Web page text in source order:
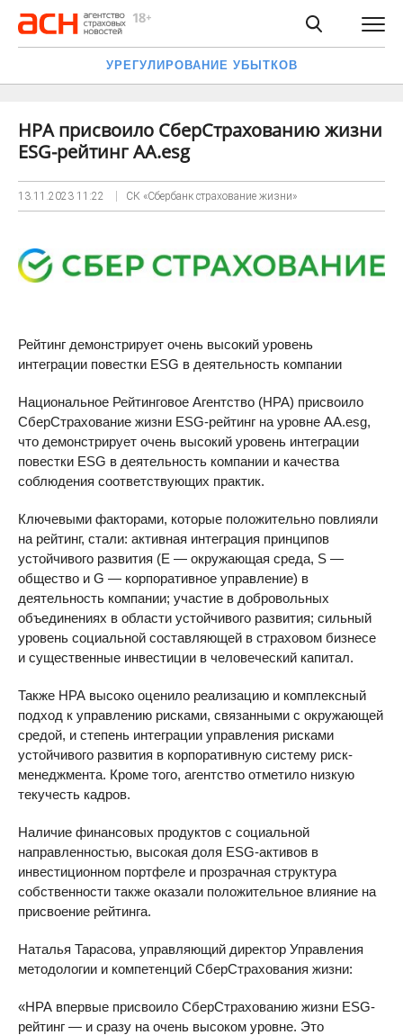
УРЕГУЛИРОВАНИЕ УБЫТКОВ
НРА присвоило СберСтрахованию жизни
ESG-рейтинг AА.esg
13.11.2023 11:22 СК «Сбербанк страхование жизни»
Рейтинг демонстрирует очень высокий уровень
интеграции повестки ESG в деятельность компании
Национальное Рейтинговое Агентство (НРА) присвоило
СберСтрахование жизни ESG-рейтинг на уровне АA.esg,
что демонстрирует очень высокий уровень интеграции
повестки ESG в деятельность компании и качества
соблюдения соответствующих практик.
Ключевыми факторами, которые положительно повлияли
на рейтинг, стали: активная интеграция принципов
устойчивого развития (E — окружающая среда, S —
общество и G — корпоративное управление) в
деятельность компании; участие в добровольных
объединениях в области устойчивого развития; сильный
уровень социальной составляющей в страховом бизнесе
и существенные инвестиции в человеческий капитал.
Также НРА высоко оценило реализацию и комплексный
подход к управлению рисками, связанными с окружающей
средой, и степень интеграции управления рисками
устойчивого развития в корпоративную систему риск-
менеджмента. Кроме того, агентство отметило низкую
текучесть кадров.
Наличие финансовых продуктов с социальной
направленностью, высокая доля ESG-активов в
инвестиционном портфеле и прозрачная структура
собственности также оказали положительное влияние на
присвоение рейтинга.
Наталья Тарасова, управляющий директор Управления
методологии и компетенций СберСтрахования жизни:
«НРА впервые присвоило СберСтрахованию жизни ESG-
рейтинг — и сразу на очень высоком уровне. Это